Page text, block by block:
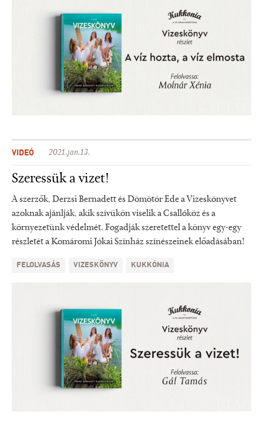
VIDEÓ 2021.jan.13.
Szeressük a vizet!
A szerzők, Derzsi Bernadett és Dömötör Ede a Vizeskönyvet
azoknak ajánlják, akik szívükön viselik a Csallóköz és a
környezetünk védelmét. Fogadják szeretettel a könyv egy-egy
részletét a Komáromi Jókai Színház színészeinek előadásában!
FELOLVASÁS VIZESKÖNYV KUKKÓNIA